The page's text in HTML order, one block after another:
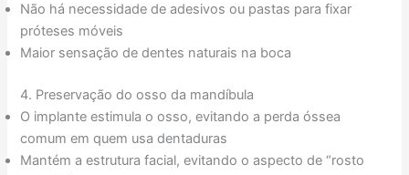
Não há necessidade de adesivos ou pastas para fixar
próteses móveis
Maior sensação de dentes naturais na boca
4. Preservação do osso da mandíbula
O implante estimula o osso, evitando a perda óssea
comum em quem usa dentaduras
Mantém a estrutura facial, evitando o aspecto de “rosto